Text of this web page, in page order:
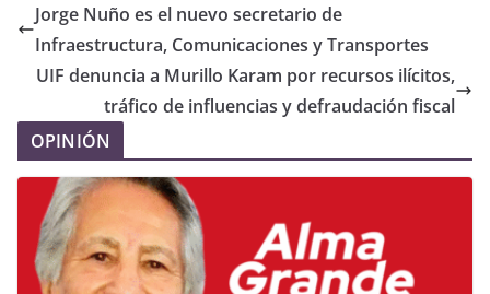
Jorge Nuño es el nuevo secretario de
Infraestructura, Comunicaciones y Transportes
UIF denuncia a Murillo Karam por recursos ilícitos,
tráfico de influencias y defraudación fiscal
OPINIÓN